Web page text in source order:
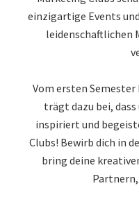
einzigartige Events
leidenschaftlichen
Vom ersten Semester
trägt dazu bei,
inspiriert und
Clubs! Bewirb dich in
bring deine